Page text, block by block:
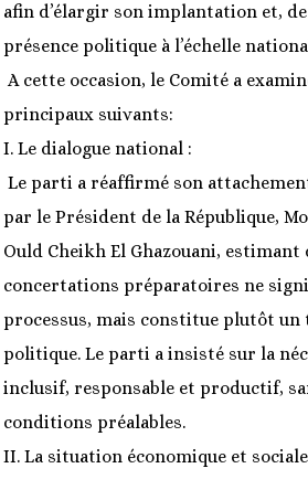
afin d’élargir son implantation et,
présence politique à l’échelle
A cette occasion, le Comité a
principaux suivants:
I. Le dialogue national :
Le parti a réaffirmé son
par le Président de la République,
Ould Cheikh El Ghazouani, estimant
concertations préparatoires ne
processus, mais constitue plutôt un
politique. Le parti a insisté sur la
inclusif, responsable et productif,
conditions préalables.
II. La situation économique et